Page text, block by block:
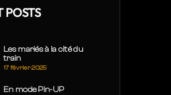
POSTS
Les mariés à la cité du
train
17 février 2025
En mode Pin-UP